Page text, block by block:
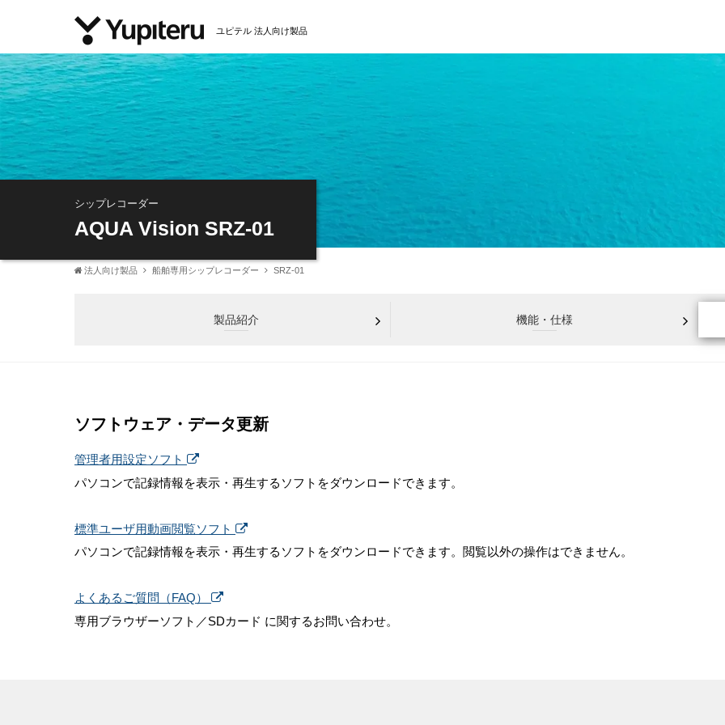
ユピテル 法人向け製品
シップレコーダー
AQUA Vision SRZ-01
法人向け製品 船舶専用シップレコーダー SRZ-01
製品紹介 機能・仕様
ソフトウェア・データ更新
管理者用設定ソフト
パソコンで記録情報を表示・再生するソフトをダウンロードできます。
標準ユーザ用動画閲覧ソフト
パソコンで記録情報を表示・再生するソフトをダウンロードできます。閲覧以外の操作はできません。
よくあるご質問（FAQ）
専用ブラウザーソフト／SDカード に関するお問い合わせ。